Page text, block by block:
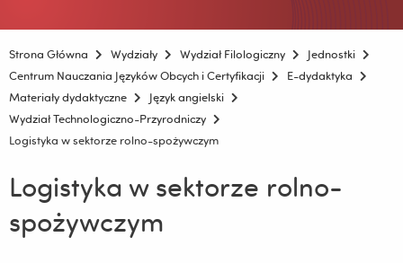
Strona Główna Wydziały Wydział Filologiczny
Jednostki
Centrum Nauczania Języków Obcych i Certyfikacji
E-dydaktyka
Materiały dydaktyczne
Język angielski
Wydział Technologiczno-Przyrodniczy
Logistyka w sektorze rolno-spożywczym
Logistyka w sektorze rolno-
spożywczym